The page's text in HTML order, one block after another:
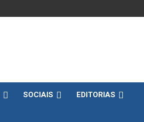
SOCIAIS EDITORIAS